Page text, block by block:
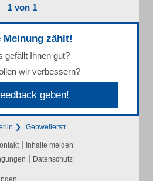
1 von 1
Meinung zählt!
gefällt Ihnen gut?
wir verbessern?
geben!
Gebweilerstr
| Inhalte melden
| Datenschutz